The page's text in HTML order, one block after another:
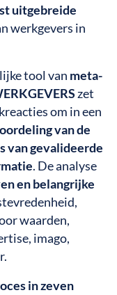
uitgebreide
werkgevers in
tool van meta-
zet
om in een
van de
van gevalideerde
. De analyse
en belangrijke
waarden,
imago,
in zeven